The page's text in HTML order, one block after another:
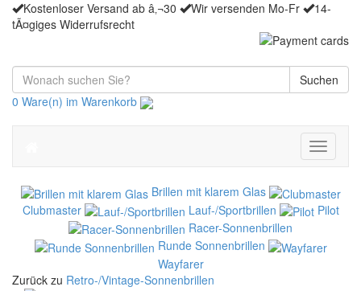
Kostenloser Versand ab â‚¬30 Wir versenden Mo-Fr
14-
tÃ¤giges Widerrufsrecht
Suchen
0 Ware(n) im Warenkorb
Toggle
Brillen mit klarem Glas
Clubmaster
Lauf-/Sportbrillen
Pilot
Racer-Sonnenbrillen
Runde Sonnenbrillen
Wayfarer
Zurück zu Retro-/Vintage-Sonnenbrillen